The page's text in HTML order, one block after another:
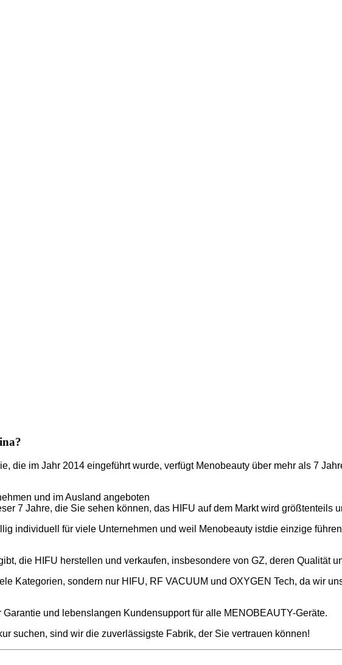
die im Jahr 2014 eingeführt wurde, verfügt Menobeauty über mehr als 7
und im Ausland angeboten
7 Jahre, die Sie sehen können, das HIFU auf dem Markt wird größtenteils
individuell für viele Unternehmen und weil Menobeauty istdie einzige
die HIFU herstellen und verkaufen, insbesondere von GZ, deren Qualität
Kategorien, sondern nur HIFU, RF VACUUM und OXYGEN Tech, da wir
und lebenslangen Kundensupport für alle MENOBEAUTY-Geräte.
suchen, sind wir die zuverlässigste Fabrik, der Sie vertrauen können!